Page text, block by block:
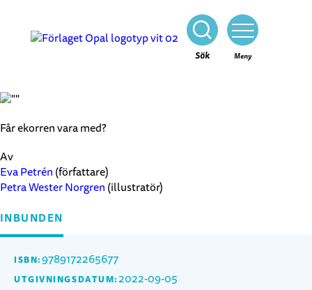
Sök
Stäng Meny
Får ekorren vara med?
Av
Eva Petrén (författare)
Petra Wester Norgren (illustratör)
INBUNDEN
ISBN:9789172265677
UTGIVNINGSDATUM: 2022-09-05